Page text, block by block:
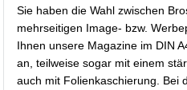
Sie haben die Wahl zwischen
mehrseitigen Image- bzw.
Ihnen unsere Magazine im DIN
an, teilweise sogar mit einem
auch mit Folienkaschierung. Bei